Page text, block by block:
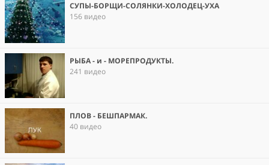
СУПЫ-БОРЩИ-СОЛЯНКИ-ХОЛОДЕЦ-УХА
156 видео
РЫБА - и - МОРЕПРОДУКТЫ.
241 видео
ПЛОВ - БЕШПАРМАК.
40 видео